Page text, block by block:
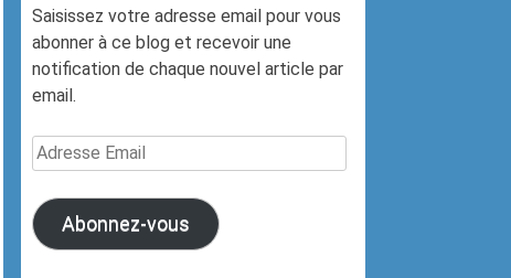
Saisissez votre adresse email pour vous
abonner à ce blog et recevoir une
notification de chaque nouvel article par
email.
Adresse
Email
Abonnez-vous